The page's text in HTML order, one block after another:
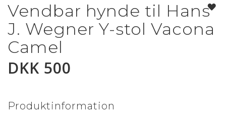
Gå
til
begynnelsen
av
bildegalleri
Vendbar hynde til Hans
J. Wegner Y-stol Vacona
Camel
DKK 500
Produktinformation